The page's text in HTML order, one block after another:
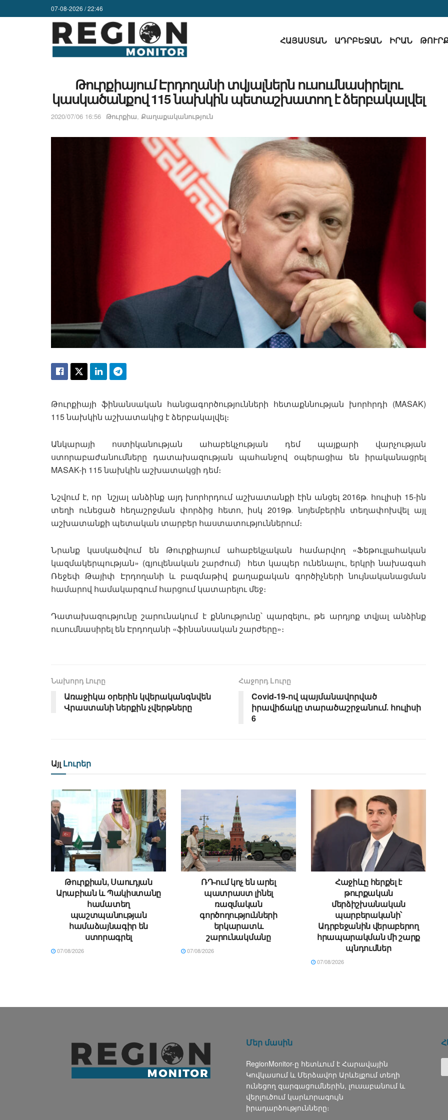
07-08-2026 / 22:46
ՀԱՅԱՍՏԱՆ ԱԴՐԲԵՋԱՆ ԻՐԱՆ
Թուրքիայում Էրդողանի տվյալներն ուսումնասիրելու
կասկածանքով 115 նախկին պետաշխատող է ձերբակալվել
2020/07/06 16:56 Թուրքիա, Քաղաքականություն
Թուրքիայի ֆինանսական հանցագործությունների հետաքննության խորհրդի (MASAK)
115 նախկին աշխատակից է ձերբակալվել։
Անկարայի ոստիկանության ահաբեկչության դեմ պայքարի վարչության
ստորաբաժանումները դատախազության պահանջով օպերացիա են իրականացրել
MASAK-ի 115 նախկին աշխատակցի դեմ։
Նշվում է, որ նշյալ անձինք այդ խորհրդում աշխատանքի էին անցել 2016թ․ հուլիսի 15-ին
տեղի ունեցած հեղաշրջման փորձից հետո, իսկ 2019թ․ նոյեմբերին տեղափոխվել այլ
աշխատանքի պետական տարբեր հաստատություններում։
Նրանք կասկածվում են Թուրքիայում ահաբեկչական համարվող «Ֆեթուլլահական
կազմակերպության» (գյուլենական շարժում) հետ կապեր ունենալու, երկրի նախագահ
Ռեջեփ Թայիփ Էրդողանի և բազմաթիվ քաղաքական գործիչների նույնականացման
համարով համակարգում հարցում կատարելու մեջ։
Դատախազությունը շարունակում է քննությունը՝ պարզելու, թե արդյոք տվյալ անձինք
ուսումնասիրել են Էրդողանի «ֆինանսական շարժերը»։
Նախորդ Լուրը
Առաջիկա օրերին կվերականգնվեն
Վրաստանի ներքին չվերթները
Հաջորդ Lուրը
Covid-19-ով պայմանավորված
իրավիճակը տարածաշրջանում․ հուլիսի
6
Այլ Լուրեր
Թուրքիան, Սաուդյան
Արաբիան և Պակիստանը
համատեղ
պաշտպանության
համաձայնագիր են
ստորագրել
07/08/2026
ՌԴ-ում կոչ են արել
պատրաստ լինել
ռազմական
գործողությունների
երկարատև
շարունակմանը
07/08/2026
Հաջիևը հերքել է
թուրքական
մերձիշխանական
պարբերականի՝
Ադրբեջանին վերաբերող
հրապարակման մի շարք
պնդումներ
07/08/2026
Մեր մասին
RegionMonitor-ը հետևում է Հարավային
Կովկասում և Մերձավոր Արևելքում տեղի
ունեցող զարգացումներին, լուսաբանում և
վերլուծում կարևորագույն
իրադարձությունները։